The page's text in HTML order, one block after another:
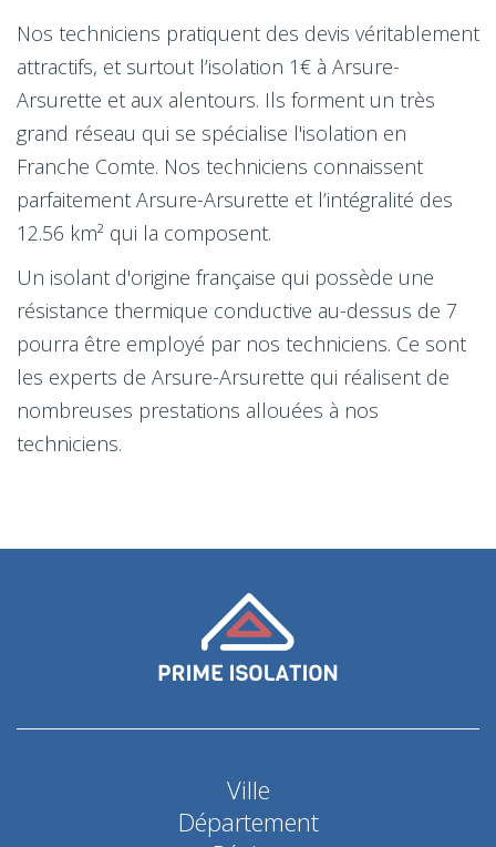
Nos techniciens pratiquent des devis véritablement
attractifs, et surtout l’isolation 1€ à Arsure-
Arsurette et aux alentours. Ils forment un très
grand réseau qui se spécialise l'isolation en
Franche Comte. Nos techniciens connaissent
parfaitement Arsure-Arsurette et l’intégralité des
12.56 km² qui la composent.
Un isolant d'origine française qui possède une
résistance thermique conductive au-dessus de 7
pourra être employé par nos techniciens. Ce sont
les experts de Arsure-Arsurette qui réalisent de
nombreuses prestations allouées à nos
techniciens.
Ville
Département